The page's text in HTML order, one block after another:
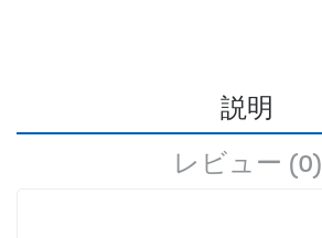
説明
レビュー (0)